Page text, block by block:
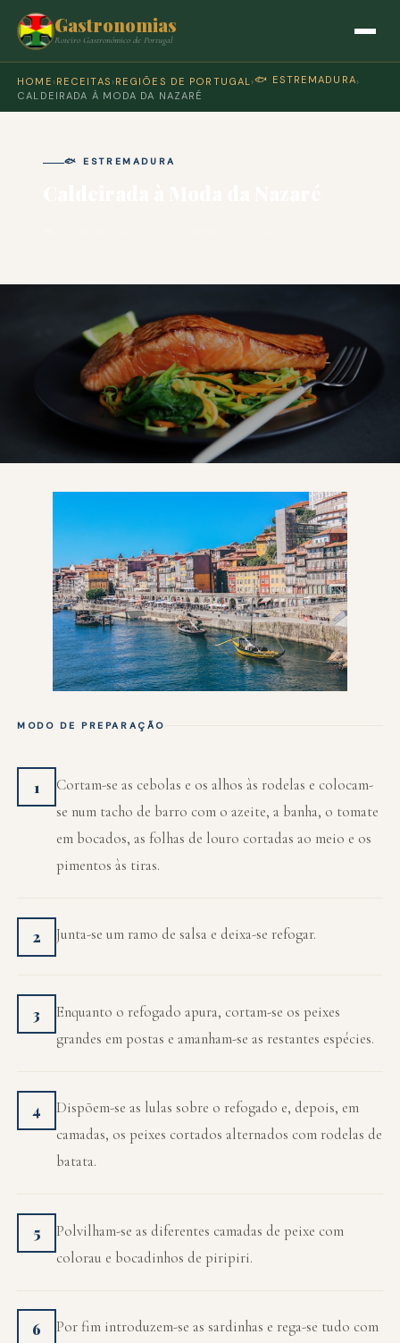
Gastronomias
Roteiro Gastronómico de Portugal
HOME › RECEITAS › REGIÕES DE PORTUGAL ›🐟 ESTREMADURA›
CALDEIRADA À MODA DA NAZARÉ
🐟 ESTREMADURA
MODO DE PREPARAÇÃO
1
Cortam-se as cebolas e os alhos às rodelas e colocam-
se num tacho de barro com o azeite, a banha, o tomate
em bocados, as folhas de louro cortadas ao meio e os
pimentos às tiras.
2 Junta-se um ramo de salsa e deixa-se refogar.
3
Enquanto o refogado apura, cortam-se os peixes
grandes em postas e amanham-se as restantes espécies.
4
Dispõem-se as lulas sobre o refogado e, depois, em
camadas, os peixes cortados alternados com rodelas de
batata.
5
Polvilham-se as diferentes camadas de peixe com
colorau e bocadinhos de piripiri.
6
Por fim introduzem-se as sardinhas e rega-se tudo com